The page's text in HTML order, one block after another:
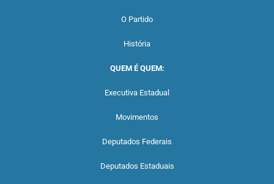
O Partido
História
QUEM É QUEM:
Executiva Estadual
Movimentos
Deputados Federais
Deputados Estaduais